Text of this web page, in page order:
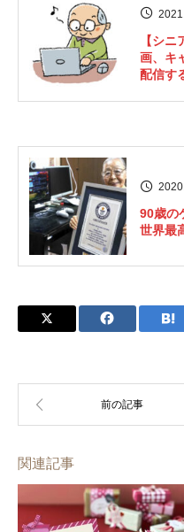
【シ
画、キ
配信す
90歳の
世界最
関連記事